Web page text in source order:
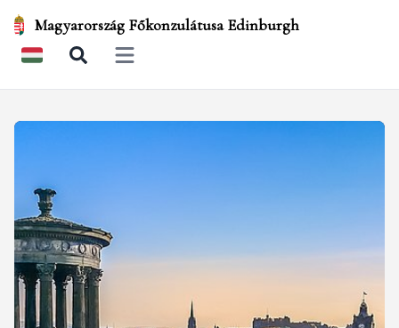
Magyarország Főkonzulátusa Edinburgh
Open main menu